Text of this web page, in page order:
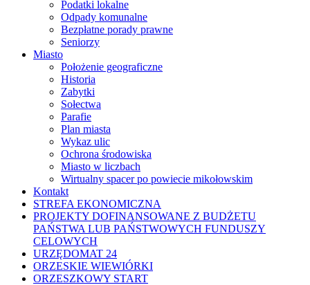
Podatki lokalne
Odpady komunalne
Bezpłatne porady prawne
Seniorzy
Miasto
Położenie geograficzne
Historia
Zabytki
Sołectwa
Parafie
Plan miasta
Wykaz ulic
Ochrona środowiska
Miasto w liczbach
Wirtualny spacer po powiecie mikołowskim
Kontakt
STREFA EKONOMICZNA
PROJEKTY DOFINANSOWANE Z BUDŻETU
PAŃSTWA LUB PAŃSTWOWYCH FUNDUSZY
CELOWYCH
URZĘDOMAT 24
ORZESKIE WIEWIÓRKI
ORZESZKOWY START